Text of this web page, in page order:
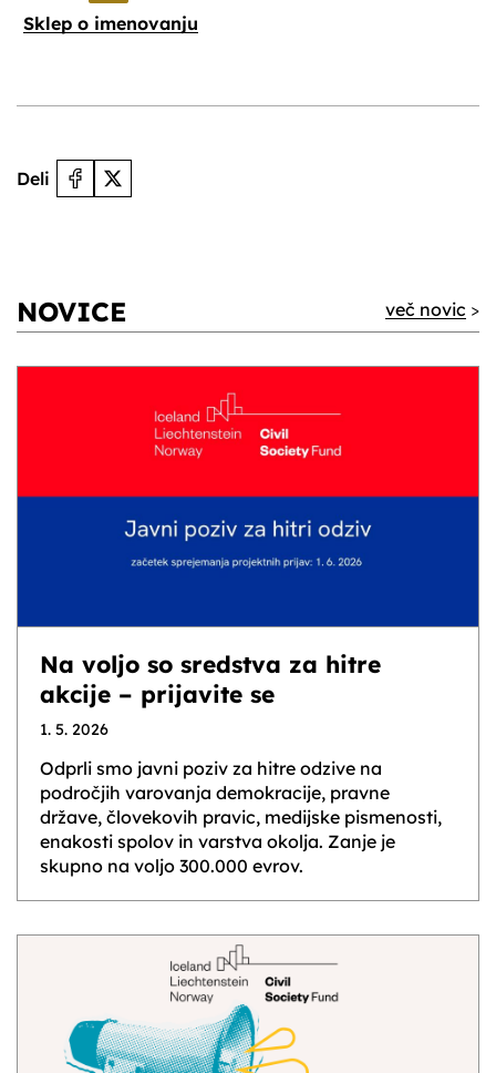
Sklep o imenovanju
Deli
NOVICE več novic >
Na voljo so sredstva za hitre
akcije – prijavite se
1. 5. 2026
Odprli smo javni poziv za hitre odzive na
področjih varovanja demokracije, pravne
države, človekovih pravic, medijske pismenosti,
enakosti spolov in varstva okolja. Zanje je
skupno na voljo 300.000 evrov.